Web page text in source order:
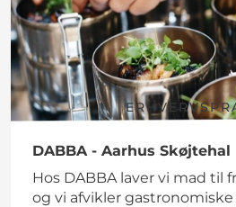
DABBA - Aarhus Skøjtehal
Hos DABBA laver vi mad til
og vi afvikler